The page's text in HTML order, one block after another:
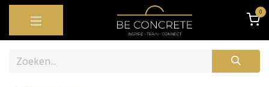
OVERSLAAN NAAR INHOUD 0